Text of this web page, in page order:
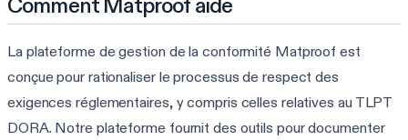
La plateforme de gestion de la conformité Matproof est
conçue pour rationaliser le processus de respect des
exigences réglementaires, y compris celles relatives au TLPT
DORA. Notre plateforme fournit des outils pour documenter